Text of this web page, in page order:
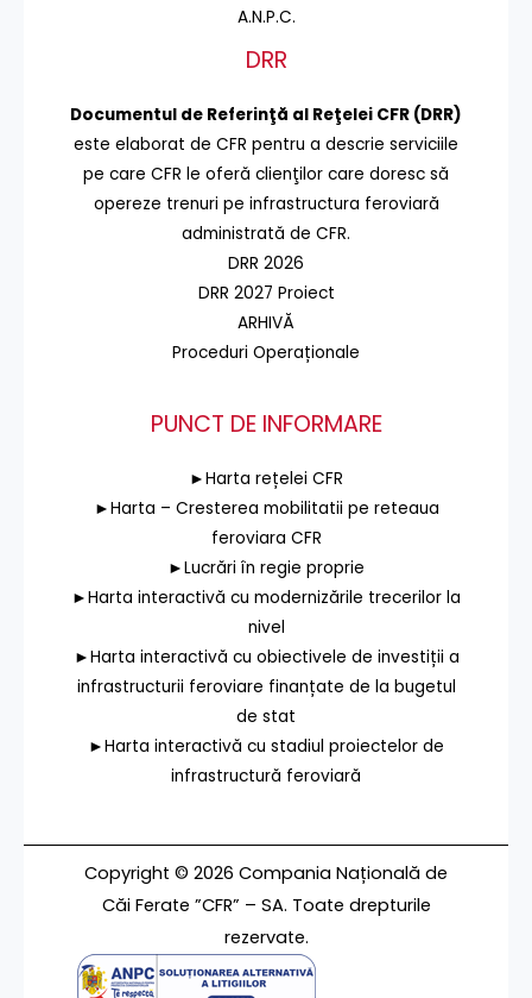
A.N.P.C.
DRR
Documentul de Referinţă al Reţelei CFR (DRR)
este elaborat de CFR pentru a descrie serviciile
pe care CFR le oferă clienţilor care doresc să
opereze trenuri pe infrastructura feroviară
administrată de CFR.
DRR 2026
DRR 2027 Proiect
ARHIVĂ
Proceduri Operaționale
PUNCT DE INFORMARE
►Harta rețelei CFR
►Harta – Cresterea mobilitatii pe reteaua
feroviara CFR
►Lucrări în regie proprie
►Harta interactivă cu modernizările trecerilor la
nivel
►Harta interactivă cu obiectivele de investiții a
infrastructurii feroviare finanțate de la bugetul
de stat
►Harta interactivă cu stadiul proiectelor de
infrastructură feroviară
Copyright © 2026 Compania Națională de
Căi Ferate ”CFR” – SA. Toate drepturile
rezervate.